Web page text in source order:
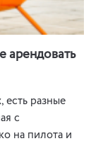
арендовать
есть разные
с
на пилота и